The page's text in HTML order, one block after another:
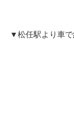
▼松任駅より車で